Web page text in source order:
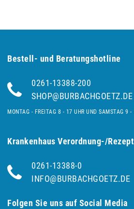
Bestell- und Be­ra­tungs­hot­line
0261-13388-200
SHOP@BURBACHGOETZ.DE
MONTAG - FREITAG 8 - 17 UHR UND SAMSTAG 9 -
Krankenhaus Verordnung-/
0261-13388-0
INFO@BURBACHGOETZ.DE
Folgen Sie uns auf Social Media